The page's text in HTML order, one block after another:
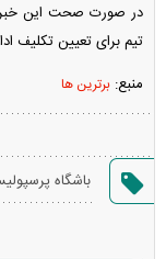
در صورت صحت این خبر،
تیم برای تعیین تکلیف
منبع: برترین ها
باشگاه